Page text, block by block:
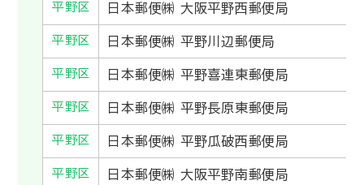
平野区 日本郵便㈱ 大阪平野西郵便局
平野区 日本郵便㈱ 平野川辺郵便局
平野区 日本郵便㈱ 平野喜連東郵便局
平野区 日本郵便㈱ 平野長原東郵便局
平野区 日本郵便㈱ 平野瓜破西郵便局
平野区 日本郵便㈱ 大阪平野南郵便局